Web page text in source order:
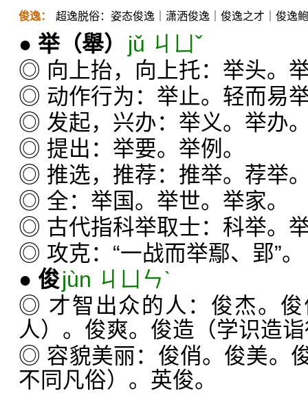
俊逸： 超逸脱俗：姿态俊逸｜潇洒俊逸｜俊逸之才｜俊逸
● 举（舉）
jǔ ㄐㄩˇ
◎ 向上抬，向上托：举头。
◎ 动作行为：举止。轻而易
◎ 发起，兴办：举义。举办
◎ 提出：举要。举例。
◎ 推选，推荐：推举。荐举
◎ 全：举国。举世。举家。
◎ 古代指科举取士：科举。
◎ 攻克：“一战而举鄢、郢”。
● 俊jùn ㄐㄩㄣˋ
◎ 才智出众的人：俊杰。
人）。俊爽。俊造（学识造
◎ 容貌美丽：俊俏。俊美。
不同凡俗）。英俊。